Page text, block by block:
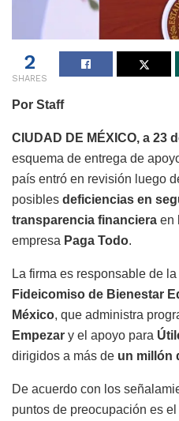
2
SHARES
Por Staff
CIUDAD DE MÉXICO, a 23
esquema de entrega de
país entró en revisión luego
posibles deficiencias en
transparencia financiera en
empresa Paga Todo.
La firma es responsable de
Fideicomiso de Bienestar
México, que administra
Empezar y el apoyo para
dirigidos a más de un millón
De acuerdo con los
puntos de preocupación es